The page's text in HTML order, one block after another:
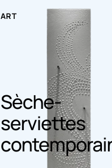
COLLECTIONS
Radiateurs
Époque